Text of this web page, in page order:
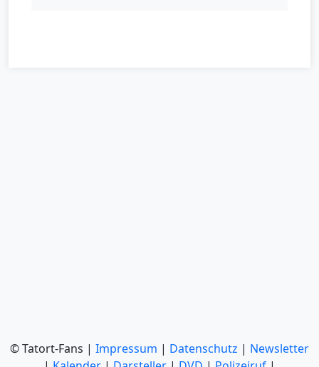
© Tatort-Fans | Impressum | Datenschutz | Newsletter